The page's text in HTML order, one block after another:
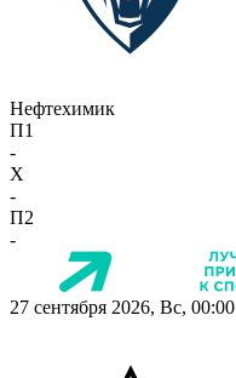
Нефтехимик
П1
-
X
-
П2
-
27 сентября 2026, Вс, 00:00